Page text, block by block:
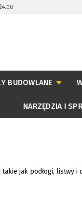
BUDOWLANE
NARZĘDZIA I
takie jak podłogi, listwy